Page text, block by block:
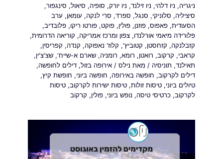
ניגריה, ניו דלהי, ניו זילנד, ניו יורק, סופיה, סיאול, סינגפור,
סיציליה, סלוניקי, סנגל, ספרד, סרי לנקה, עומאן, ערב
הסעודית,פאפוס,פוזנן,פולין,פוקט,פורטו ריקו,פלובדיב,
פלורידה מיאמי אורלנדו,צפון ומרכז אמריקה, קוריאה הדרומית,
קזבלנקה, קזחסטן, קטוביץ', קלוז' נאפוקה, קנדה, קפריסין,
קראבי, קרקוב, רואטן, רומא, רומניה,שארם א-שייח',שצ'צ'ין,
תאילנד, תוניסיה / מאת נילס/אירופה בזול,דילים לחופשה,
דילים לקרקוב, חופשה באירופה, חופשה ביוני, חופשת קיץ,
טיולים ביוני,טיסות זולות,טיסות ישירות לקרקוב,טיסות
לקרקוב, כרטיסי טיסה, נופש ביוני,פולין, קרקוב